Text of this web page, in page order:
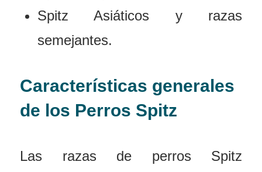
Spitz Asiáticos y razas
semejantes.
Características generales
de los Perros Spitz
Las razas de perros Spitz